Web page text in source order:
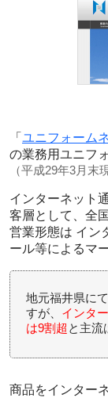
「 ユニフォーム
の業務用ユニフ
（平成29年3月末
インターネット
客層として、全
営業形態は イン
ール等によるマ
地元福井県に
すが、 インタ
は9割超 と主流
商品をインター